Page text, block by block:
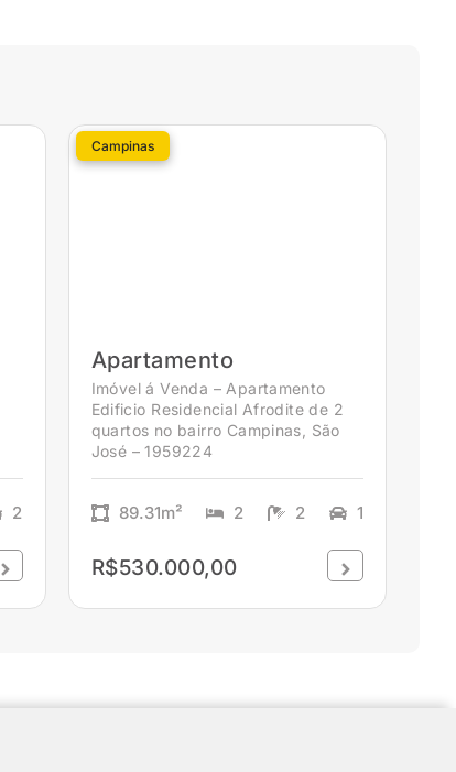
2
Campinas
Apartamento
Imóvel á Venda – Apartamento
Edificio Residencial Afrodite de 2
quartos no bairro Campinas, São
José – 1959224
89.31m² 2 2 1
R$530.000,00